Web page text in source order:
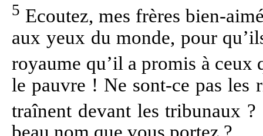
5 Ecoutez, mes frères bien-
aux yeux du monde, pour
royaume qu’il a promis à ceux
le pauvre ! Ne sont-ce pas les
traînent devant les tribunaux ?